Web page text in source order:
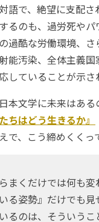
語で、絶望に支配
るのも、過労死や
過酷な労働環境、
能汚染、全体主義国
していることが示さ
本文学に未来はある
ちはどう生きるか』
で、こう締めくくっ
まくだけでは何も
る姿勢』だけでも
るのは、そういうこ